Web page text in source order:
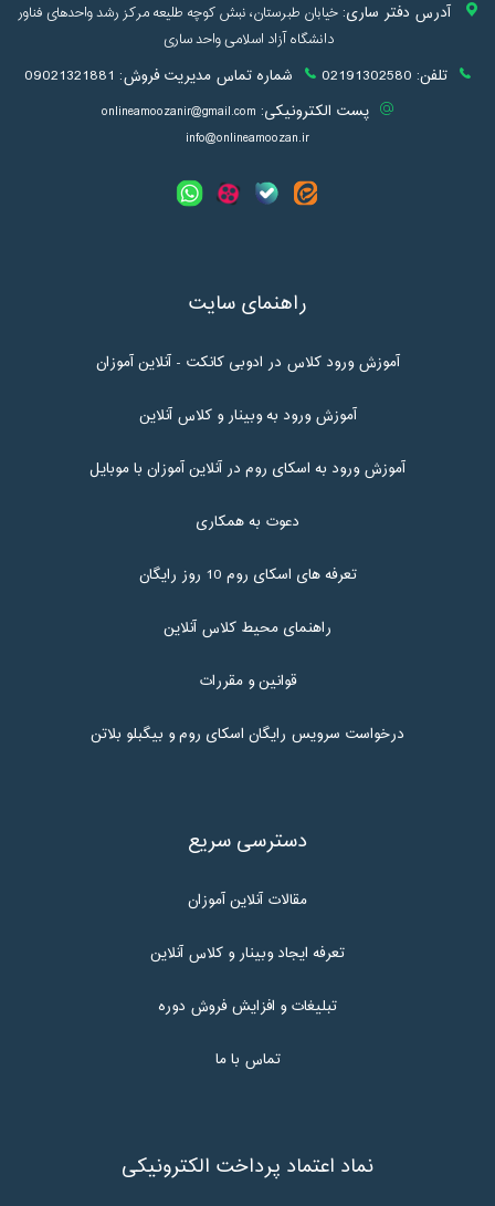
آدرس دفتر ساری:خیابان طبرستان، نبش کوچه طلیعه مرکز رشد واحدهای فناور
دانشگاه آزاد اسلامی واحد ساری
تلفن: 02191302580 شماره تماس مدیریت فروش: 09021321881
پست الکترونیکی: onlineamoozanir@gmail.com
info@onlineamoozan.ir
راهنمای سایت
آموزش ورود کلاس در ادوبی کانکت - آنلاین آموزان
آموزش ورود به وبینار و کلاس آنلاین
آموزش ورود به اسکای روم در آنلاین آموزان با موبایل
دعوت به همکاری
تعرفه های اسکای روم 10 روز رایگان
راهنمای محیط کلاس آنلاین
قوانین و مقررات
درخواست سرویس رایگان اسکای روم و بیگبلو بلاتن
دسترسی سریع
مقالات آنلاین آموزان
تعرفه ایجاد وبینار و کلاس آنلاین
تبلیغات و افزایش فروش دوره
تماس با ما
نماد اعتماد پرداخت الکترونیکی